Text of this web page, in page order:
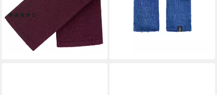
Lammwolle Strick
(1)
34,90 €
lieferbar - in 2-3 Werktagen bei dir
22,90 €
(22,90 €/ 1 Paar)
lieferbar - in 3-4 Werktagen bei dir